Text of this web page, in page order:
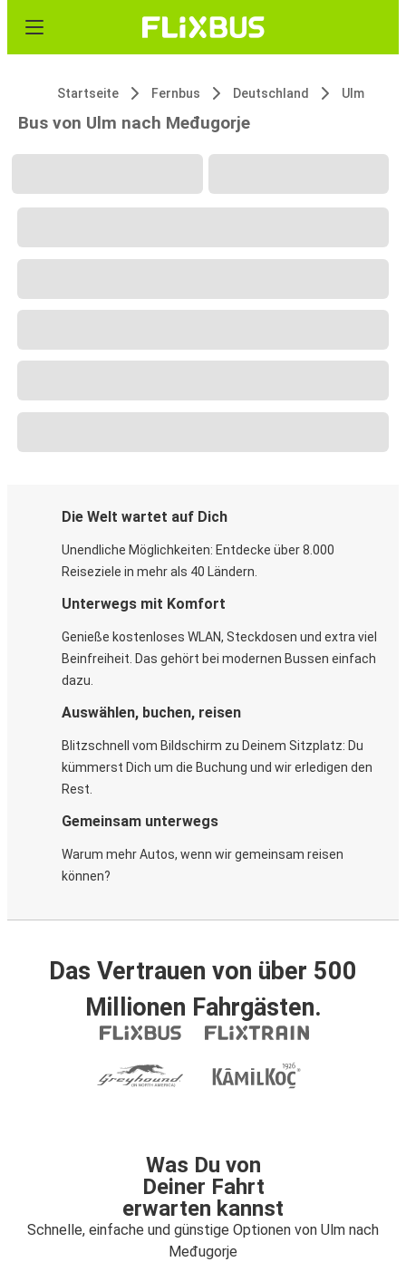
Startseite Fernbus Deutschland Ulm
Bus von Ulm nach Međugorje
Die Welt wartet auf Dich
Unendliche Möglichkeiten: Entdecke über 8.000
Reiseziele in mehr als 40 Ländern.
Unterwegs mit Komfort
Genieße kostenloses WLAN, Steckdosen und extra viel
Beinfreiheit. Das gehört bei modernen Bussen einfach
dazu.
Auswählen, buchen, reisen
Blitzschnell vom Bildschirm zu Deinem Sitzplatz: Du
kümmerst Dich um die Buchung und wir erledigen den
Rest.
Gemeinsam unterwegs
Warum mehr Autos, wenn wir gemeinsam reisen
können?
Das Vertrauen von über 500
Millionen Fahrgästen.
Was Du von
Deiner Fahrt
erwarten kannst
Schnelle, einfache und günstige Optionen von Ulm nach
Međugorje